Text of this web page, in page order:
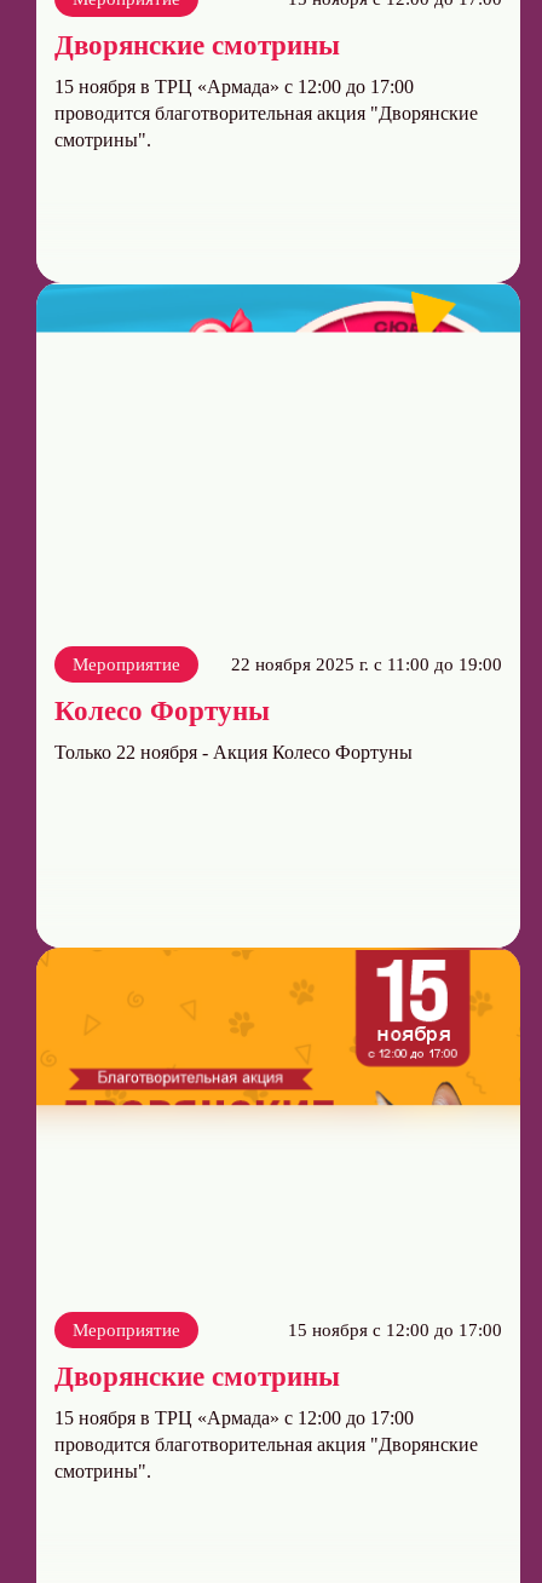
Дворянские смотрины
15 ноября в ТРЦ «Армада» с 12:00 до 17:00
проводится благотворительная акция "Дворянские
смотрины".
Мероприятие 22 ноября 2025 г. с 11:00 до 19:00
Колесо Фортуны
Только 22 ноября - Акция Колесо Фортуны
Мероприятие 15 ноября с 12:00 до 17:00
Дворянские смотрины
15 ноября в ТРЦ «Армада» с 12:00 до 17:00
проводится благотворительная акция "Дворянские
смотрины".